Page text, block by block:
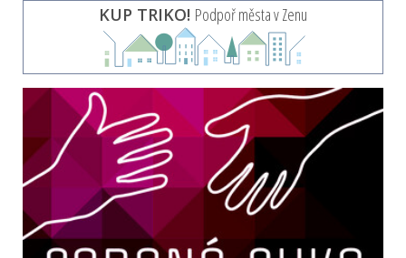
KUP TRIKO! Podpoř města v Zenu